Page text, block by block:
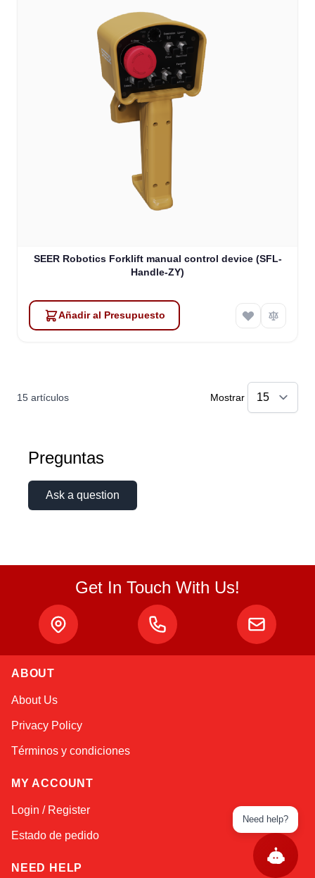
SEER Robotics Forklift manual control device (SFL-
Handle-ZY)
Añadir al Presupuesto
15 artículos Mostrar
Preguntas
Ask a question
Get In Touch With Us!
ABOUT
About Us
Privacy Policy
Términos y condiciones
MY ACCOUNT
Login / Register
Estado de pedido
NEED HELP
Need help?
Online — robotics specialist